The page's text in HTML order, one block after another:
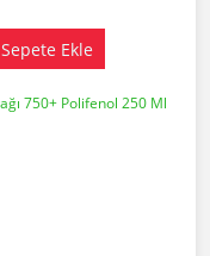
Sepete Ekle